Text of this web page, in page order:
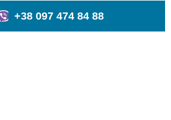
+38 097 474 84 88